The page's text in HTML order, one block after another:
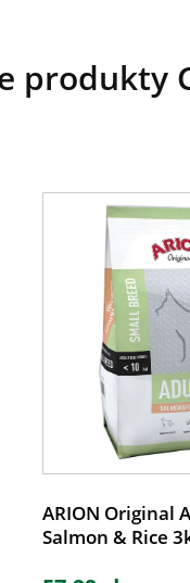
produkty
ARION Original
Salmon & Rice